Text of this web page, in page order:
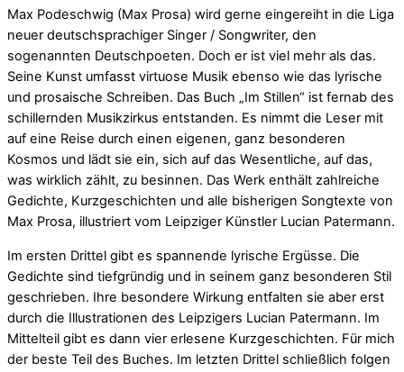
Max Podeschwig (Max Prosa) wird gerne eingereiht in die Liga
neuer deutschsprachiger Singer / Songwriter, den
sogenannten Deutschpoeten. Doch er ist viel mehr als das.
Seine Kunst umfasst virtuose Musik ebenso wie das lyrische
und prosaische Schreiben. Das Buch „Im Stillen“ ist fernab des
schillernden Musikzirkus entstanden. Es nimmt die Leser mit
auf eine Reise durch einen eigenen, ganz besonderen
Kosmos und lädt sie ein, sich auf das Wesentliche, auf das,
was wirklich zählt, zu besinnen. Das Werk enthält zahlreiche
Gedichte, Kurzgeschichten und alle bisherigen Songtexte von
Max Prosa, illustriert vom Leipziger Künstler Lucian Patermann.
Im ersten Drittel gibt es spannende lyrische Ergüsse. Die
Gedichte sind tiefgründig und in seinem ganz besonderen Stil
geschrieben. Ihre besondere Wirkung entfalten sie aber erst
durch die Illustrationen des Leipzigers Lucian Patermann. Im
Mittelteil gibt es dann vier erlesene Kurzgeschichten. Für mich
der beste Teil des Buches. Im letzten Drittel schließlich folgen